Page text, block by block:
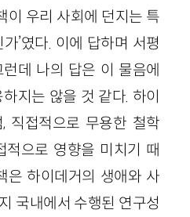
이 우리 사회에 던지는 특
’였다. 이에 답하며 서평
데 나의 답은 이 물음에
지는 않을 것 같다. 하이
직접적으로 무용한 철학
적으로 영향을 미치기 때
은 하이데거의 생애와 사
국내에서 수행된 연구성